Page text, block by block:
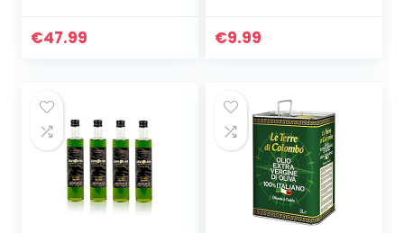
liter bus | voor
€47.99
Zuidwest-Frankrijk
€9.99